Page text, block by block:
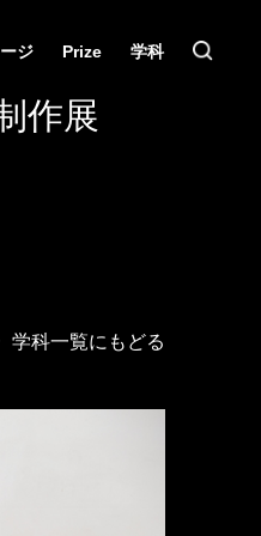
作展
ジ Prize 学科
学科一覧にもどる